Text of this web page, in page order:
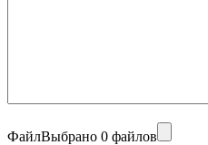
ФайлВыбрано 0 файлов